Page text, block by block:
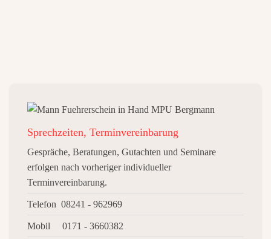
Sprechzeiten, Terminvereinbarung
Gespräche, Beratungen, Gutachten und Seminare
erfolgen nach vorheriger individueller
Terminvereinbarung.
Telefon 08241 - 962969
Mobil 0171 - 3660382